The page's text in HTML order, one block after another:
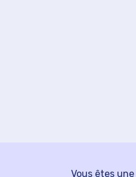
Vous êtes